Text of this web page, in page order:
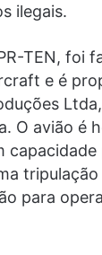
ilegais.
TEN, foi
e é
O avião é
para